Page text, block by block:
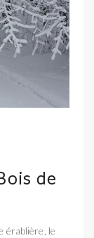
de
érablière, le